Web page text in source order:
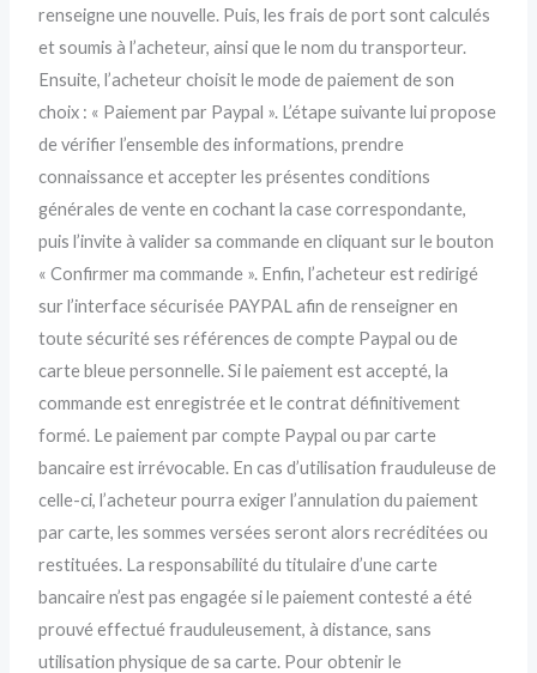
renseigne une nouvelle. Puis, les frais de port sont calculés
et soumis à l’acheteur, ainsi que le nom du transporteur.
Ensuite, l’acheteur choisit le mode de paiement de son
choix : « Paiement par Paypal ». L’étape suivante lui propose
de vérifier l’ensemble des informations, prendre
connaissance et accepter les présentes conditions
générales de vente en cochant la case correspondante,
puis l’invite à valider sa commande en cliquant sur le bouton
« Confirmer ma commande ». Enfin, l’acheteur est redirigé
sur l’interface sécurisée PAYPAL afin de renseigner en
toute sécurité ses références de compte Paypal ou de
carte bleue personnelle. Si le paiement est accepté, la
commande est enregistrée et le contrat définitivement
formé. Le paiement par compte Paypal ou par carte
bancaire est irrévocable. En cas d’utilisation frauduleuse de
celle-ci, l’acheteur pourra exiger l’annulation du paiement
par carte, les sommes versées seront alors recréditées ou
restituées. La responsabilité du titulaire d’une carte
bancaire n’est pas engagée si le paiement contesté a été
prouvé effectué frauduleusement, à distance, sans
utilisation physique de sa carte. Pour obtenir le